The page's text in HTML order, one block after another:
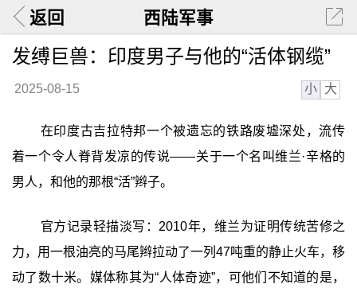
返回 西陆军事
发缚巨兽：印度男子与他的“活体钢缆”
2025-08-15 小 大
在印度古吉拉特邦一个被遗忘的铁路废墟深处，流传
着一个令人脊背发凉的传说——关于一个名叫维兰·辛格的
男人，和他的那根“活”辫子。
官方记录轻描淡写：2010年，维兰为证明传统苦修之
力，用一根油亮的马尾辫拉动了一列47吨重的静止火车，移
动了数十米。媒体称其为“人体奇迹”，可他们不知道的是，